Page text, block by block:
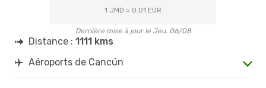
1 JMD = 0.01 EUR
Dernière mise à jour le Jeu. 06/08
Distance : 1111 kms
Aéroports de Cancún